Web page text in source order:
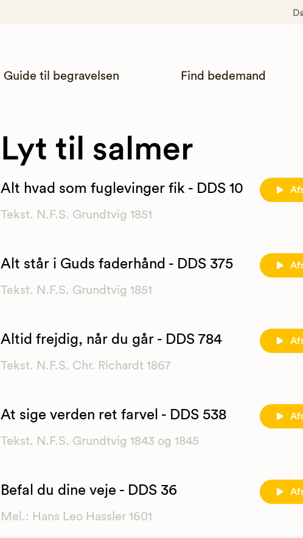
Guide til begravelsen Find bedemand
Lyt til salmer
Alt hvad som fuglevinger fik - DDS 10
Tekst. N.F.S. Grundtvig 1851
Alt står i Guds faderhånd - DDS 375
Tekst. N.F.S. Grundtvig 1851
Altid frejdig, når du går - DDS 784
Tekst. N.F.S. Chr. Richardt 1867
At sige verden ret farvel - DDS 538
Tekst. N.F.S. Grundtvig 1843 og 1845
Befal du dine veje - DDS 36
Mel.: Hans Leo Hassler 1601